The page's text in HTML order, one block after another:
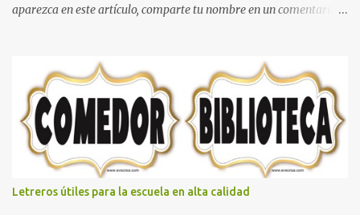
aparezca en este artículo, comparte tu nombre en un comentario y
decorar el dormitorio con pósters Cama con diseño de ring de
boxeo Ideas para decoraciones de fiestas infantiles Cosas bonitas
que se pueden hacer con gomas de coche
Letreros útiles para la escuela en alta calidad